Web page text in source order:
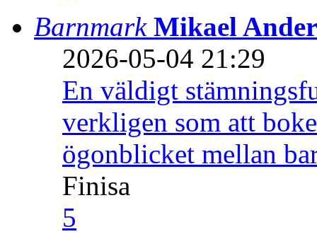
Barnmark Mikael
2026-05-04 21:29
En väldigt
verkligen som att
ögonblicket mellan
Finisa
5